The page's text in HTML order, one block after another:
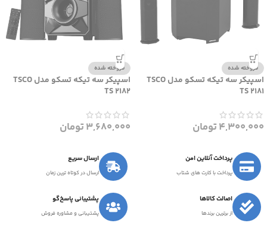
فروخته شده
اسپیکر سه تیکه تسکو مدل TSCO
TS 2181
4,300,000تومان
فروخته شده
اسپیکر سه تیکه تسکو مدل TSCO
TS 2182
3,680,000تومان
پرداخت آنلاین امن
پرداخت با کارت های شتاب
ارسال سریع
ارسال در کوتاه ترین زمان
اصالت کالاها
از برترین برندها
پشتیبانی پاسخ‌گو
پشتیبانی و مشاوره فروش